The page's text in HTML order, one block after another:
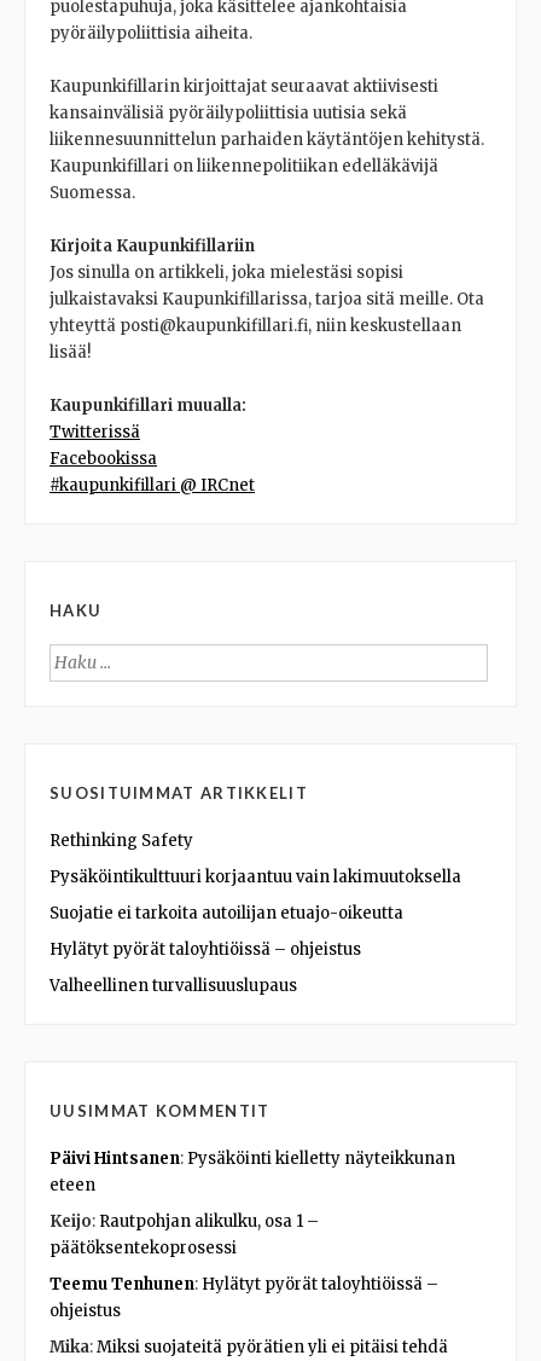
puolestapuhuja, joka käsittelee ajankohtaisia
pyöräilypoliittisia aiheita.
Kaupunkifillarin kirjoittajat seuraavat aktiivisesti
kansainvälisiä pyöräilypoliittisia uutisia sekä
liikennesuunnittelun parhaiden käytäntöjen kehitystä.
Kaupunkifillari on liikennepolitiikan edelläkävijä
Suomessa.
Kirjoita Kaupunkifillariin
Jos sinulla on artikkeli, joka mielestäsi sopisi
julkaistavaksi Kaupunkifillarissa, tarjoa sitä meille. Ota
yhteyttä posti@kaupunkifillari.fi, niin keskustellaan
lisää!
Kaupunkifillari muualla:
Twitterissä
Facebookissa
#kaupunkifillari @ IRCnet
HAKU
Haku:
SUOSITUIMMAT ARTIKKELIT
Rethinking Safety
Pysäköintikulttuuri korjaantuu vain lakimuutoksella
Suojatie ei tarkoita autoilijan etuajo-oikeutta
Hylätyt pyörät taloyhtiöissä – ohjeistus
Valheellinen turvallisuuslupaus
UUSIMMAT KOMMENTIT
Päivi Hintsanen: Pysäköinti kielletty näyteikkunan
eteen
Keijo: Rautpohjan alikulku, osa 1 –
päätöksentekoprosessi
Teemu Tenhunen: Hylätyt pyörät taloyhtiöissä –
ohjeistus
Mika:Miksi suojateitä pyörätien yli ei pitäisi tehdä